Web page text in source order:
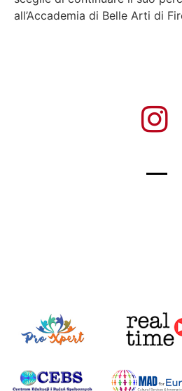
all’Accademia di Belle Arti di